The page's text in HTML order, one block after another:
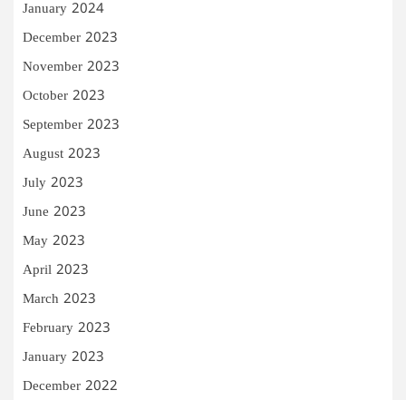
January 2024
December 2023
November 2023
October 2023
September 2023
August 2023
July 2023
June 2023
May 2023
April 2023
March 2023
February 2023
January 2023
December 2022